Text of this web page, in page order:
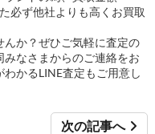
必ず他社よりも高くお買取
んか？ぜひご気軽に査定の
なさまからのご連絡をお
かるLINE査定もご用意し
次の記事へ